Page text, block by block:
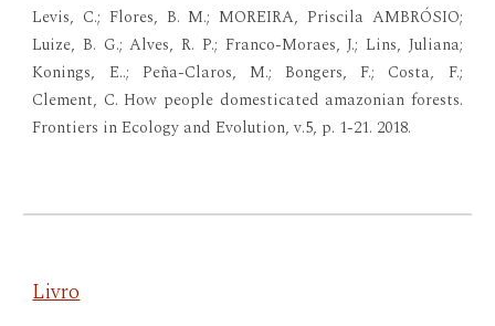
Levis, C.; Flores, B. M.; MOREIRA, Priscila AMBRÓSIO;
Luize, B. G.; Alves, R. P.; Franco-Moraes, J.; Lins, Juliana;
Konings, E..; Peña-Claros, M.; Bongers, F.; Costa, F.;
Clement, C. How people domesticated amazonian forests.
Frontiers in Ecology and Evolution, v.5, p. 1-21. 2018.
Livro